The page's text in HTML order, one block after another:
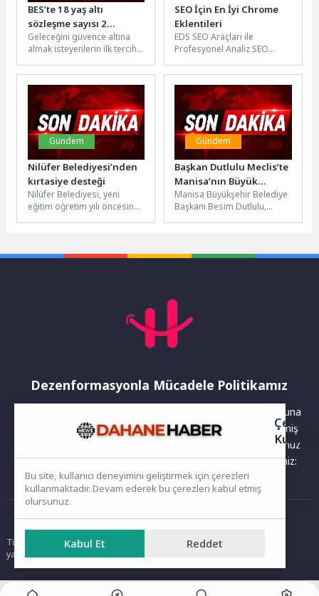
BES’te 18 yaş altı
sözleşme sayısı 2
milyona dayandı
Geleceğini güvence altına
almak isteyenlerin ilk tercihi
Emeklilik Sistemi (BES),...
SEO İçin En İyi Chrome
Eklentileri
EDS SEO Araçları ile
Profesyonel Analiz SEO
için yalnızca bilgi yeterli
değildir;...
Gündem
Nilüfer Belediyesi’nden
kırtasiye desteği
Nilüfer Belediyesi, yeni
eğitim öğretim yılı öncesinde
belediyecilik...
Gündem
Başkan Dutlulu Meclis’te
Manisa’nın Büyük
Yatırımlarını Anlattı
Manisa Büyükşehir Belediye
Başkanı Besim Dutlulu,
yatırımları kamuoyuyla...
Dezenformasyonla Mücadele Politikamız
Yayınlanan haberler doğruluk ilkesi gözetilerek hazırlanır. Buna
rağmen bazı içeriklerde eksik, hatalı veya güncelliğini yitirmiş
bilgiler bulunabilir.Yanlış veya yanıltıcı olduğunu düşündüğünüz
haberleri aşağıdaki iletişim kanallarından bize bildirebilirsiniz:
Ana Sayfa
Tüm hakları saklıdır. Sitede yer alan içerikler izinsiz kopyalanamaz,
yayımlanamaz ve kullanılamaz.
Çerez
Bu site, kullanıcı deneyimini geliştirmek için çerezleri
kullanmaktadır. Devam ederek bu çerezleri kabul etmiş
olursunuz.
Kabul Et Reddet